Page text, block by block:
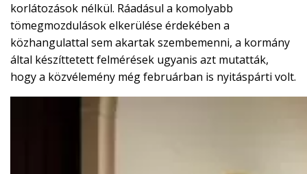
korlátozások nélkül. Ráadásul a komolyabb
tömegmozdulások elkerülése érdekében a
közhangulattal sem akartak szembemenni, a kormány
által készíttetett felmérések ugyanis azt mutatták,
hogy a közvélemény még februárban is nyitáspárti volt.